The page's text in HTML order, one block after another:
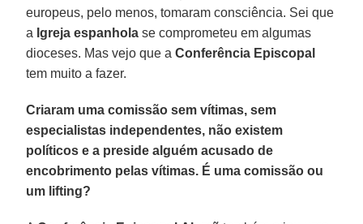
europeus, pelo menos, tomaram consciência. Sei que
a Igreja espanhola se comprometeu em algumas
dioceses. Mas vejo que aConferência Episcopal
tem muito a fazer.
Criaram uma comissão sem vítimas, sem
especialistas independentes, não existem
políticos e a preside alguém acusado de
encobrimento pelas vítimas. É uma comissão ou
um lifting?